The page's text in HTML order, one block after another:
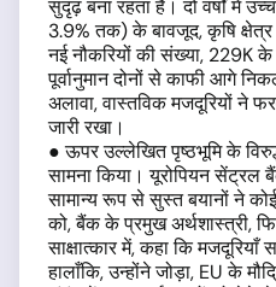
सुदृढ़ बना रहता है। दो वर्षों में
3.9% तक) के बावजूद, कृषि क्षेत्र
नई नौकरियों की संख्या,
पूर्वानुमान दोनों से काफी आगे
अलावा, वास्तविक मजदूरियों ने
जारी रखा।
● ऊपर उल्लेखित पृष्ठभूमि के
सामना किया। यूरोपियन सेंट्रल
सामान्य रूप से सुस्त बयानों ने
को, बैंक के प्रमुख अर्थशास्त्री,
साक्षात्कार में, कहा कि मजदूरियाँ
हालाँकि, उन्होंने जोड़ा, EU के